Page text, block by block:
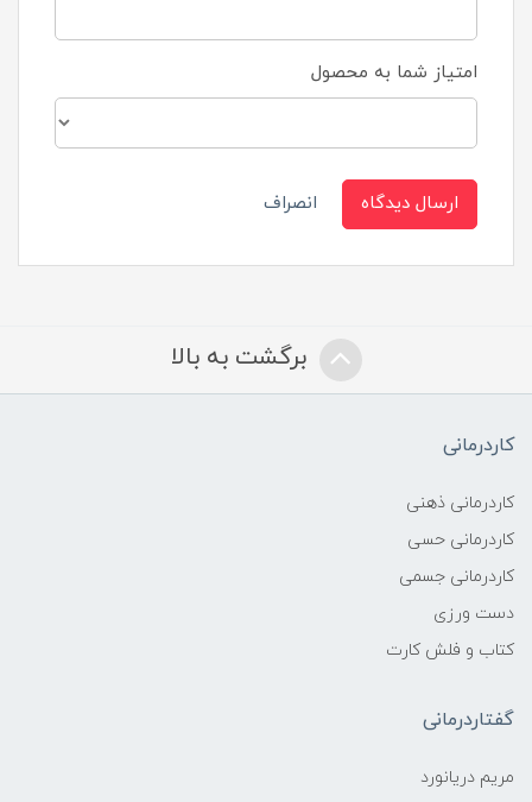
امتیاز شما به محصول
ارسال دیدگاه انصراف
برگشت به بالا
کاردرمانی
کاردرمانی ذهنی
کاردرمانی حسی
کاردرمانی جسمی
دست ورزی
کتاب و فلش کارت
گفتاردرمانی
مریم دریانورد